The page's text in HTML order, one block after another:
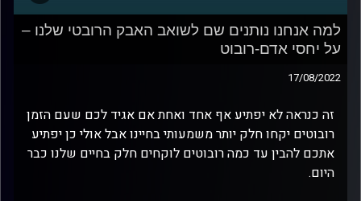
למה אנחנו נותנים שם לשואב האבק הרובטי שלנו –
על יחסי אדם-רובוט
17/08/2022
זה כנראה לא יפתיע אף אחד ואחת אם אגיד לכם שעם הזמן
רובוטים יקחו חלק יותר משמעותי בחיינו אבל אולי כן יפתיע
אתכם להבין עד כמה רובוטים לוקחים חלק בחיים שלנו כבר
היום.